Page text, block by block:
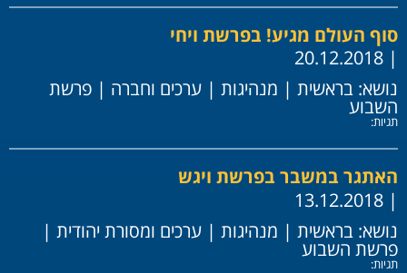
סוף העולם מגיע! בפרשת ויחי
| 20.12.2018
נושא: בראשית | מנהיגות | ערכים וחברה | פרשת
השבוע
תגיות:
האתגר במשבר בפרשת ויגש
| 13.12.2018
נושא: בראשית | מנהיגות | ערכים ומסורת יהודית |
פרשת השבוע
תגיות: